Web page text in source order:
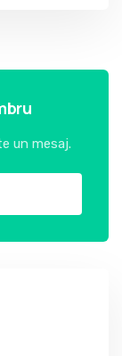
un mesaj.